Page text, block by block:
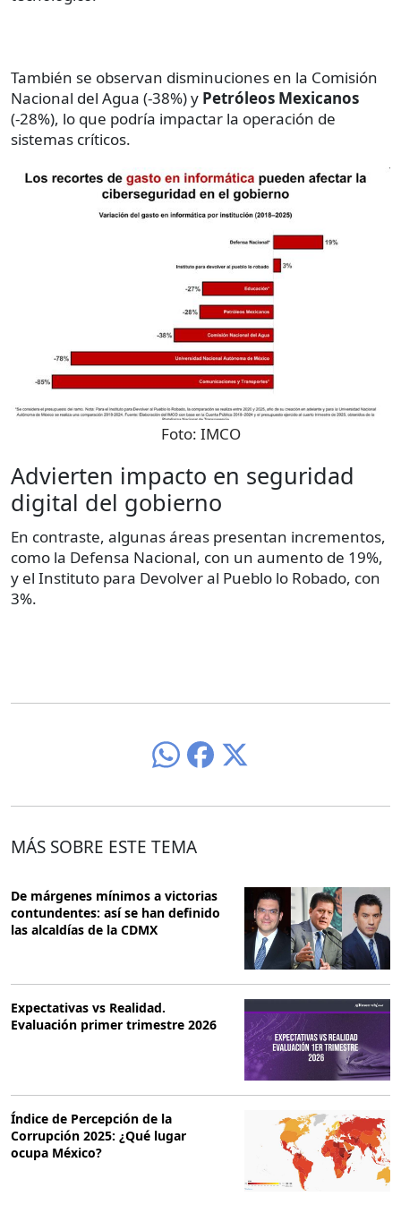
También se observan disminuciones en la Comisión
Nacional del Agua (-38%) y Petróleos Mexicanos
(-28%), lo que podría impactar la operación de
sistemas críticos.
Foto: IMCO
Advierten impacto en seguridad
digital del gobierno
En contraste, algunas áreas presentan incrementos,
como la Defensa Nacional, con un aumento de 19%,
y el Instituto para Devolver al Pueblo lo Robado, con
3%.
MÁS SOBRE ESTE TEMA
De márgenes mínimos a victorias
contundentes: así se han definido
las alcaldías de la CDMX
Expectativas vs Realidad.
Evaluación primer trimestre 2026
Índice de Percepción de la
Corrupción 2025: ¿Qué lugar
ocupa México?